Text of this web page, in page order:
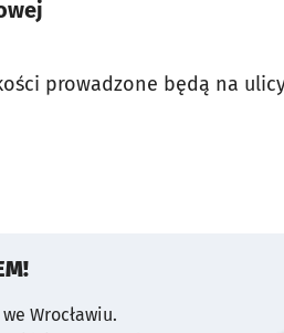
prowadzone będą na
Wrocławiu.